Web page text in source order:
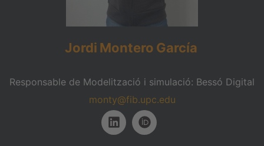
Jordi Montero García
Responsable de Modelització i simulació: Bessó Digital
monty@fib.upc.edu